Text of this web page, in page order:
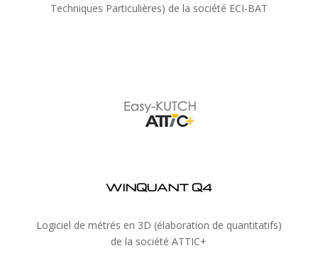
Techniques Particulières) de la société ECI-BAT
WINQUANT Q4
Logiciel de métrés en 3D (élaboration de quantitatifs)
de la société ATTIC+